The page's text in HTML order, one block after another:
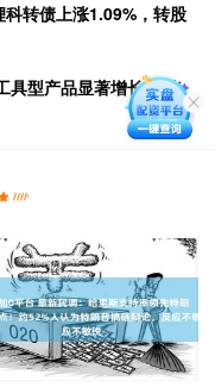
转债上涨1.09%，转股
具型产品显著增长 鹏华